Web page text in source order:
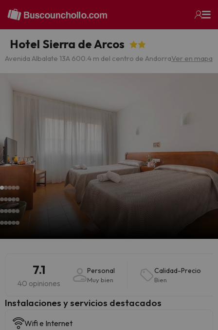
Hotel Sierra de Arcos
Avenida Albalate 13A 600.4 m del centro de AndorraVer en mapa
7.1
40 opiniones
Personal
Muy bien
Calidad-Precio
Bien
Instalaciones y servicios destacados
Wifi e Internet